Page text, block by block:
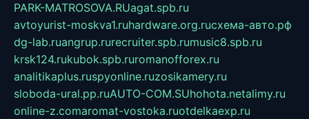
PARK-MATROSOVA.RUagat.spb.ru
avtoyurist-moskva1.ruhardware.org.ruсхема-авто.рф
dg-lab.ruangrup.rurecruiter.spb.rumusic8.spb.ru
krsk124.rukubok.spb.ruromanofforex.ru
analitikaplus.ruspyonline.ruzosikamery.ru
sloboda-ural.pp.ruAUTO-COM.SUhohota.netalimy.ru
online-z.comaromat-vostoka.ruotdelkaexp.ru